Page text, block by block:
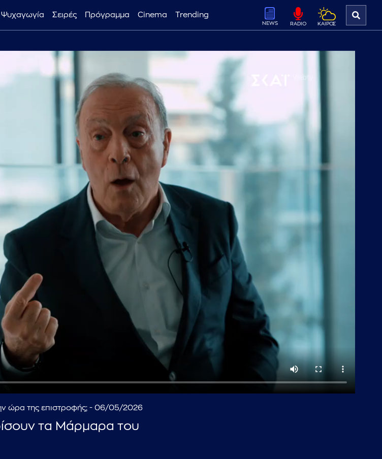
Ψυχαγωγία Σειρές Πρόγραμμα Cinema Trending
NEWS RADIO ΚΑΙΡΟΣ
ώρα της επιστροφής; - 06/05/2026
τα Μάρμαρα του